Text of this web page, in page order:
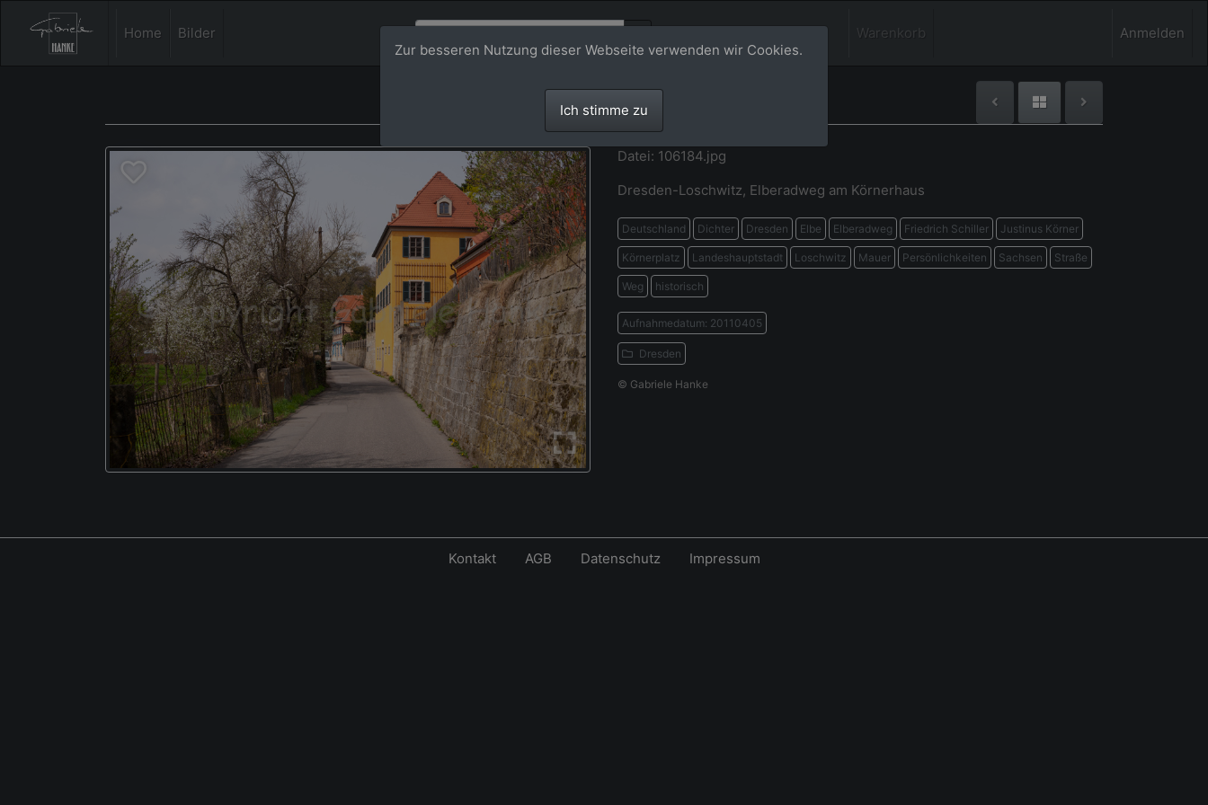
Home Bilder Warenkorb Anmelden
Datei: 106184.jpg
Dresden-Loschwitz, Elberadweg am Körnerhaus
Deutschland Dichter Dresden Elbe Elberadweg Friedrich Schiller Justinus Körner
Körnerplatz Landeshauptstadt Loschwitz Mauer Persönlichkeiten Sachsen Straße
Weg historisch
Aufnahmedatum: 20110405
Dresden
© Gabriele Hanke
Zur besseren Nutzung dieser Webseite verwenden wir Cookies.
Ich stimme zu
Kontakt AGB Datenschutz Impressum